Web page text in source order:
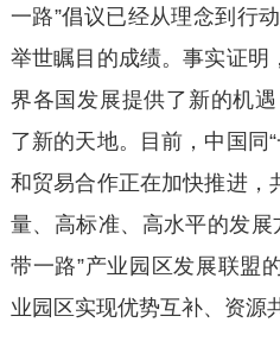
一路”倡议已经从理念到行
举世瞩目的成绩。事实证明
界各国发展提供了新的机
了新的天地。目前，中国同
和贸易合作正在加快推进，
量、高标准、高水平的发展
带一路”产业园区发展联盟
业园区实现优势互补、资源